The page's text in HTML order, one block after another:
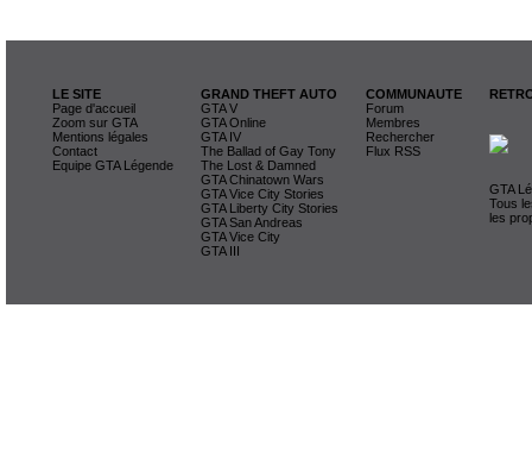
LE SITE
Page d'accueil
Zoom sur GTA
Mentions légales
Contact
Equipe GTA Légende
GRAND THEFT AUTO
GTA V
GTA Online
GTA IV
The Ballad of Gay Tony
The Lost & Damned
GTA Chinatown Wars
GTA Vice City Stories
GTA Liberty City Stories
GTA San Andreas
GTA Vice City
GTA III
COMMUNAUTE
Forum
Membres
Rechercher
Flux RSS
GTA
Tous
les